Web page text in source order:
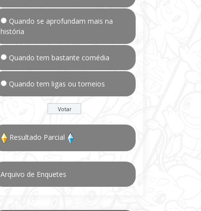
Quando se aprofundam mais na
história
Quando tem bastante comédia
Quando tem ligas ou torneios
Resultado Parcial
Arquivo de Enquetes